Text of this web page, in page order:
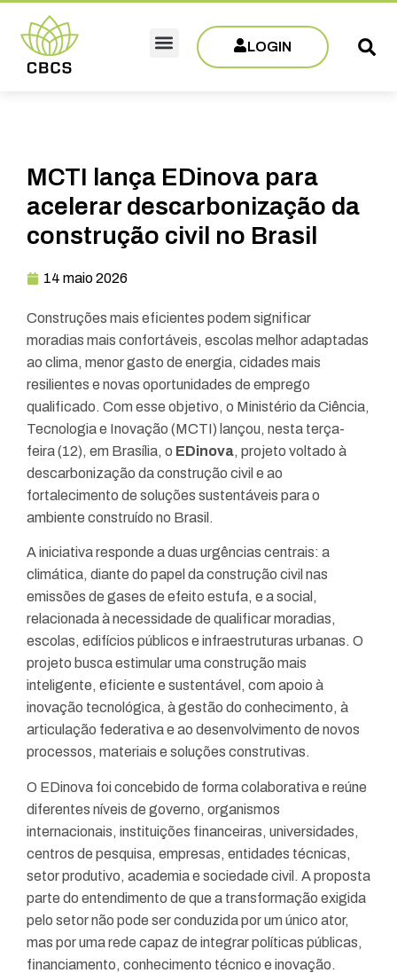
LOGIN
MCTI lança EDinova para
acelerar descarbonização da
construção civil no Brasil
14 maio 2026
Construções mais eficientes podem significar
moradias mais confortáveis, escolas melhor adaptadas
ao clima, menor gasto de energia, cidades mais
resilientes e novas oportunidades de emprego
qualificado. Com esse objetivo, o Ministério da Ciência,
Tecnologia e Inovação (MCTI) lançou, nesta terça-
feira (12), em Brasília, o EDinova, projeto voltado à
descarbonização da construção civil e ao
fortalecimento de soluções sustentáveis para o
ambiente construído no Brasil.
A iniciativa responde a duas urgências centrais: a
climática, diante do papel da construção civil nas
emissões de gases de efeito estufa, e a social,
relacionada à necessidade de qualificar moradias,
escolas, edifícios públicos e infraestruturas urbanas. O
projeto busca estimular uma construção mais
inteligente, eficiente e sustentável, com apoio à
inovação tecnológica, à gestão do conhecimento, à
articulação federativa e ao desenvolvimento de novos
processos, materiais e soluções construtivas.
O EDinova foi concebido de forma colaborativa e reúne
diferentes níveis de governo, organismos
internacionais, instituições financeiras, universidades,
centros de pesquisa, empresas, entidades técnicas,
setor produtivo, academia e sociedade civil. A proposta
parte do entendimento de que a transformação exigida
pelo setor não pode ser conduzida por um único ator,
mas por uma rede capaz de integrar políticas públicas,
financiamento, conhecimento técnico e inovação.